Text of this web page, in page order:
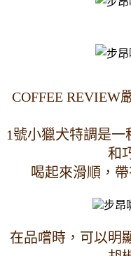
COFFEE REVIEW
1號小獵犬特調是
和
喝起來滑順，
在品嚐時，可以明